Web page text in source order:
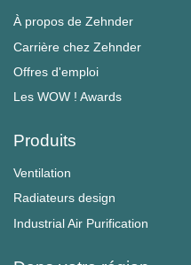
À propos de Zehnder
Carrière chez Zehnder
Offres d'emploi
Les WOW ! Awards
Produits
Ventilation
Radiateurs design
Industrial Air Purification